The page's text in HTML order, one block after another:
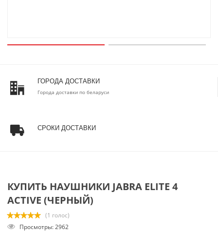
ГОРОДА ДОСТАВКИ
Города доставки по беларуси
СРОКИ ДОСТАВКИ
КУПИТЬ НАУШНИКИ JABRA ELITE 4
ACTIVE (ЧЕРНЫЙ)
(1 голос)
Просмотры: 2962